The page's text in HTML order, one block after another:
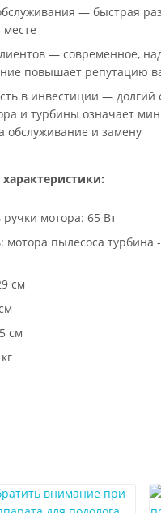
— быстрая
— современное,
повышает репутацию
в инвестиции — долгий
и турбины означает
обслуживание и замену
мотора: 65 Вт
пылесоса турбина
cм
cм